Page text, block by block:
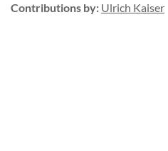
Contributions by: Ulrich Kaiser